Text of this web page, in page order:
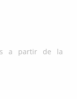
a partir de la